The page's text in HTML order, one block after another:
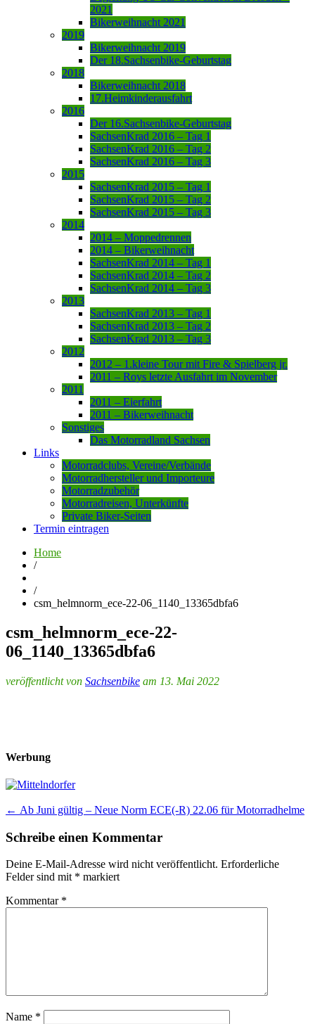
2021
Bikerweihnacht 2021
2019
Bikerweihnacht 2019
Der 18.Sachsenbike-Geburtstag
2018
Bikerweihnacht 2018
17.Heimkinderausfahrt
2016
Der 16.Sachsenbike-Geburtstag
SachsenKrad 2016 – Tag 1
SachsenKrad 2016 – Tag 2
SachsenKrad 2016 – Tag 3
2015
SachsenKrad 2015 – Tag 1
SachsenKrad 2015 – Tag 2
SachsenKrad 2015 – Tag 3
2014
2014 – Moppedrennen
2014 – Bikerweihnacht
SachsenKrad 2014 – Tag 1
SachsenKrad 2014 – Tag 2
SachsenKrad 2014 – Tag 3
2013
SachsenKrad 2013 – Tag 1
SachsenKrad 2013 – Tag 2
SachsenKrad 2013 – Tag 3
2012
2012 – 1.kleine Tour mit Fire & Spielberg jr.
2011 – Roys letzte Ausfahrt im November
2011
2011 – Eierfahrt
2011 – Bikerweihnacht
Sonstiges
Das Motorradland Sachsen
Links
Motorradclubs, Vereine/Verbände
Motorradhersteller und Importeure
Motorradzubehör
Motorradreisen, Unterkünfte
Private Biker-Seiten
Termin eintragen
Home
/
/
csm_helmnorm_ece-22-06_1140_13365dbfa6
csm_helmnorm_ece-22-
06_1140_13365dbfa6
veröffentlicht von Sachsenbike am 13. Mai 2022
Werbung
Post
navigation
← Ab Juni gültig – Neue Norm ECE(-R) 22.06 für Motorradhelme
Schreibe einen Kommentar
Deine E-Mail-Adresse wird nicht veröffentlicht. Erforderliche
Felder sind mit * markiert
Kommentar *
Name *